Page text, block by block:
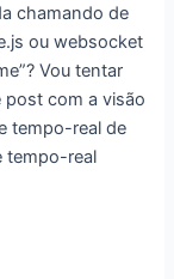
chamando de
ou websocket
Vou tentar
com a visão
tempo-real de
tempo-real